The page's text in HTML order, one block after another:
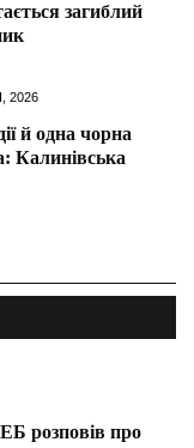
загиблий
2026
й одна чорна
Калинівська
розповів про